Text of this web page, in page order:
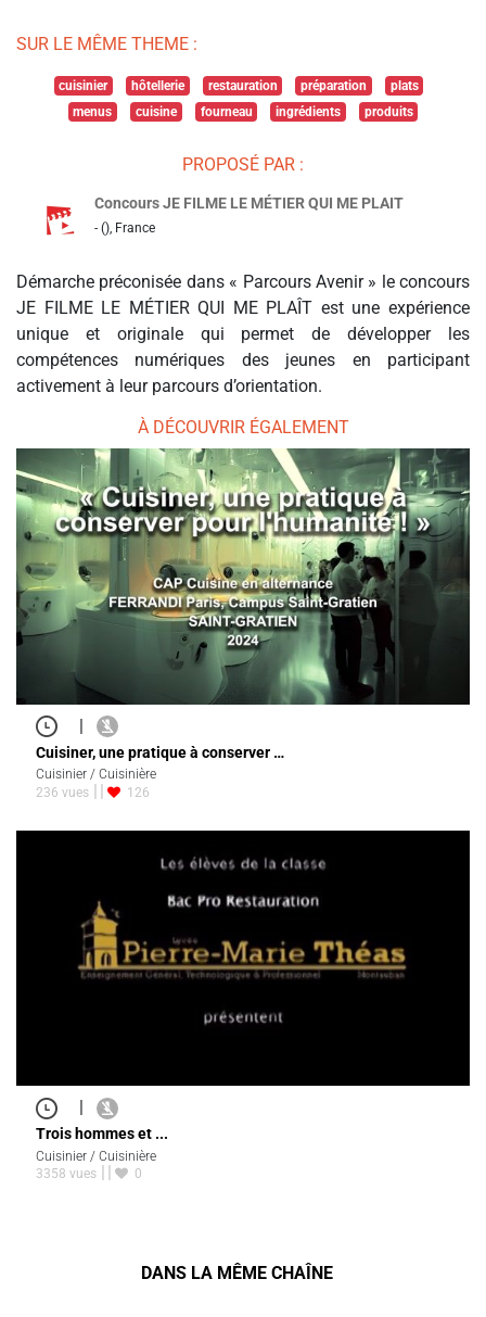
SUR LE MÊME THEME :
cuisinier hôtellerie restauration préparation
plats
menus
cuisine fourneau ingrédients produits
PROPOSÉ PAR :
Concours JE FILME LE MÉTIER QUI ME PLAIT
- (), France
Démarche préconisée dans « Parcours Avenir » le concours
JE FILME LE MÉTIER QUI ME PLAÎT est une expérience
unique et originale qui permet de développer les
compétences numériques des jeunes en participant
activement à leur parcours d’orientation.
À DÉCOUVRIR ÉGALEMENT
|
Cuisiner, une pratique à conserver …
Cuisinier / Cuisinière
236 vues
126
|
Trois hommes et ...
Cuisinier / Cuisinière
3358 vues
0
DANS LA MÊME CHAÎNE